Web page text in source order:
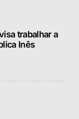
trabalhar a
Inês